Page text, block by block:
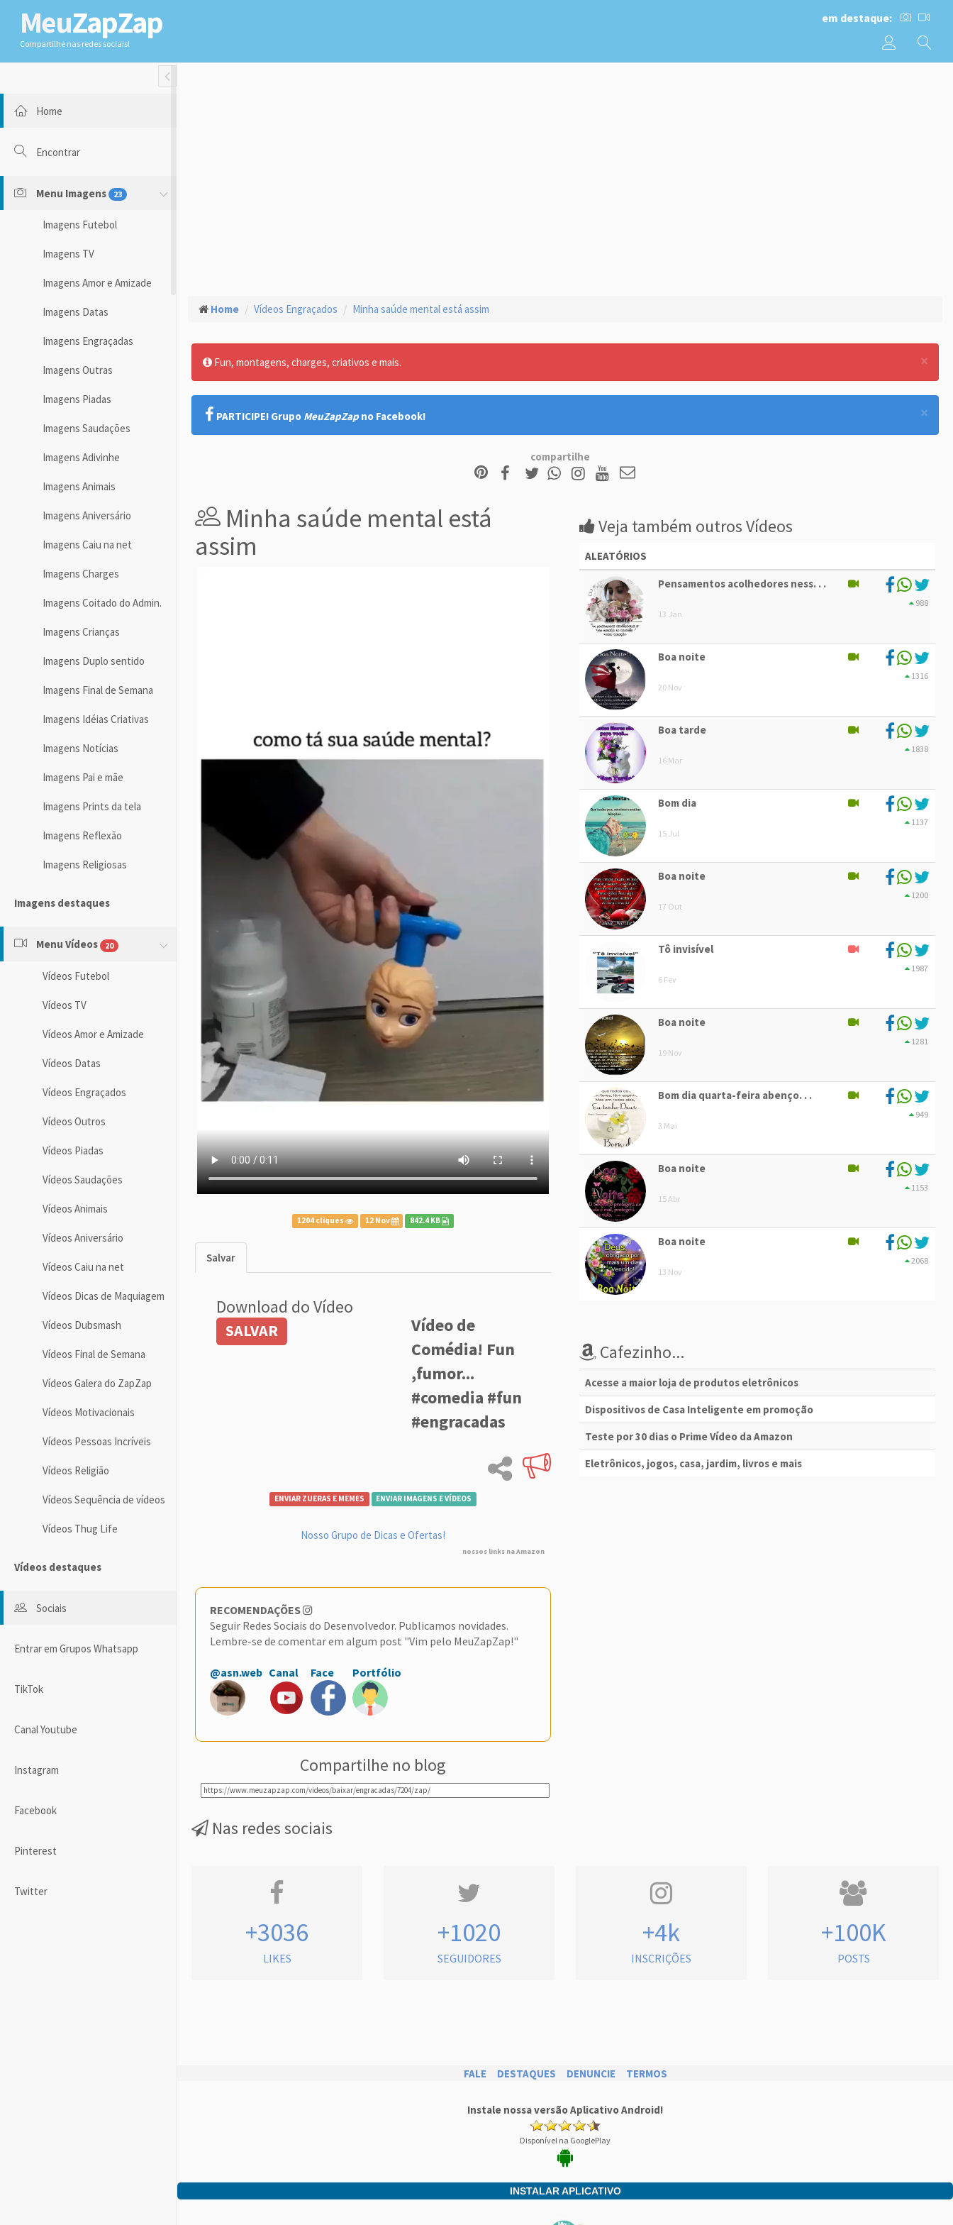
MeuZapZap
Compartilhe nas redes sociais!
em destaque:
Toggle Fullwidth
Home
Encontrar
Menu Imagens 23
Imagens Futebol
Imagens TV
Imagens Amor e Amizade
Imagens Datas
Imagens Engraçadas
Imagens Outras
Imagens Piadas
Imagens Saudações
Imagens Adivinhe
Imagens Animais
Imagens Aniversário
Imagens Caiu na net
Imagens Charges
Imagens Coitado do Admin.
Imagens Crianças
Imagens Duplo sentido
Imagens Final de Semana
Imagens Idéias Criativas
Imagens Notícias
Imagens Pai e mãe
Imagens Prints da tela
Imagens Reflexão
Imagens Religiosas
Imagens destaques
Menu Vídeos 20
Vídeos Futebol
Vídeos TV
Vídeos Amor e Amizade
Vídeos Datas
Vídeos Engraçados
Vídeos Outros
Vídeos Piadas
Vídeos Saudações
Vídeos Animais
Vídeos Aniversário
Vídeos Caiu na net
Vídeos Dicas de Maquiagem
Vídeos Dubsmash
Vídeos Final de Semana
Vídeos Galera do ZapZap
Vídeos Motivacionais
Vídeos Pessoas Incríveis
Vídeos Religião
Vídeos Sequência de vídeos
Vídeos Thug Life
Vídeos destaques
Sociais
Entrar em Grupos Whatsapp
TikTok
Canal Youtube
Instagram
Facebook
Pinterest
Twitter
Home Vídeos Engraçados Minha saúde mental está assim
×
Fun, montagens, charges, criativos e mais.
×
PARTICIPE! Grupo MeuZapZap no Facebook!
compartilhe
Minha saúde mental está
assim
1204 cliques 12 Nov 842.4 KB
Salvar
Download do Vídeo
SALVAR
Vídeo de
Comédia! Fun
,fumor...
#comedia #fun
#engracadas
ENVIAR ZUERAS E MEMES ENVIAR IMAGENS E VÍDEOS
Nosso Grupo de Dicas e Ofertas!
nossos links na Amazon
RECOMENDAÇÕES
Seguir Redes Sociais do Desenvolvedor. Publicamos novidades.
Lembre-se de comentar em algum post "Vim pelo MeuZapZap!"
@asn.web Canal Face Portfólio
Compartilhe no blog
Veja também outros Vídeos
ALEATÓRIOS
Pensamentos acolhedores ness. . .
13 Jan
988
Boa noite
20 Nov
1316
Boa tarde
16 Mar
1838
Bom dia
15 Jul
1137
Boa noite
17 Out
1200
Tô invisível
6 Fev
1987
Boa noite
19 Nov
1281
Bom dia quarta-feira abenço. . .
3 Mai
949
Boa noite
15 Abr
1153
Boa noite
13 Nov
2068
Cafezinho...
Acesse a maior loja de produtos eletrônicos
Dispositivos de Casa Inteligente em promoção
Teste por 30 dias o Prime Vídeo da Amazon
Eletrônicos, jogos, casa, jardim, livros e mais
Nas redes sociais
+3036
LIKES
+1020
SEGUIDORES
+4k
INSCRIÇÕES
+100K
POSTS
FALE DESTAQUES DENUNCIE TERMOS
Instale nossa versão Aplicativo Android!
Disponível na GooglePlay
INSTALAR APLICATIVO